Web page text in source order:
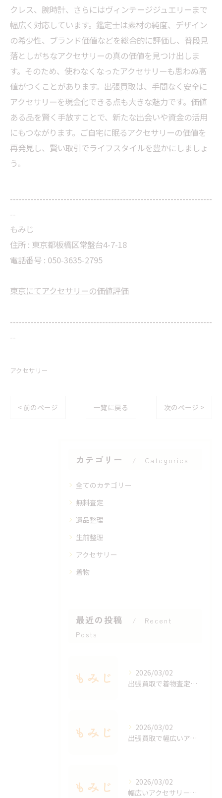
クレス、腕時計、さらにはヴィンテージジュエリーまで
幅広く対応しています。鑑定士は素材の純度、デザイン
の希少性、ブランド価値などを総合的に評価し、普段見
落としがちなアクセサリーの真の価値を見つけ出しま
す。そのため、使わなくなったアクセサリーも思わぬ高
値がつくことがあります。出張買取は、手間なく安全に
アクセサリーを現金化できる点も大きな魅力です。価値
ある品を賢く手放すことで、新たな出会いや資金の活用
にもつながります。ご自宅に眠るアクセサリーの価値を
再発見し、賢い取引でライフスタイルを豊かにしましょ
う。
--------------------------------------------------------------------
--
もみじ
住所 : 東京都板橋区常盤台4-7-18
電話番号 : 050-3635-2795
東京にてアクセサリーの価値評価
--------------------------------------------------------------------
--
アクセサリー
< 前のページ 一覧に戻る 次のページ >
カテゴリー Categories
全てのカテゴリー
無料査定
遺品整理
生前整理
アクセサリー
着物
最近の投稿
Recent
Posts
2026/03/02
出張買取で着物査定のポイントと価値を見極める方法
2026/03/02
出張買取で幅広いアクセサリーを適正査定する秘訣
2026/03/02
幅広いアクセサリーを出張買取で手軽に査定する方法